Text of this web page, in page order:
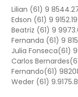
Lilian (61) 9
Edson (61) 9
Beatriz (61) 9
Fernanda (61) 9
Julia Fonseca(61)
Carlos
Fernando(61)
Weder (61)